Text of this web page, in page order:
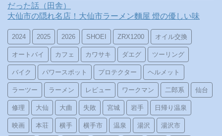
だった話（田舎）
大仙市の隠れ名店！大仙市ラーメン麵屋 燈の優しい味
2024 2025 2026 SHOEI ZRX1200 オイル交換
オートバイ カフェ カワサキ ダエグ ツーリング
バイク パワースポット プロテクター ヘルメット
ラーツー ラーメン レビュー ワークマン 二郎系 仙台
修理 大仙 大曲 失敗 宮城 岩手 日帰り温泉
映画 本荘 横手 横手市 温泉 湯沢 湯沢市